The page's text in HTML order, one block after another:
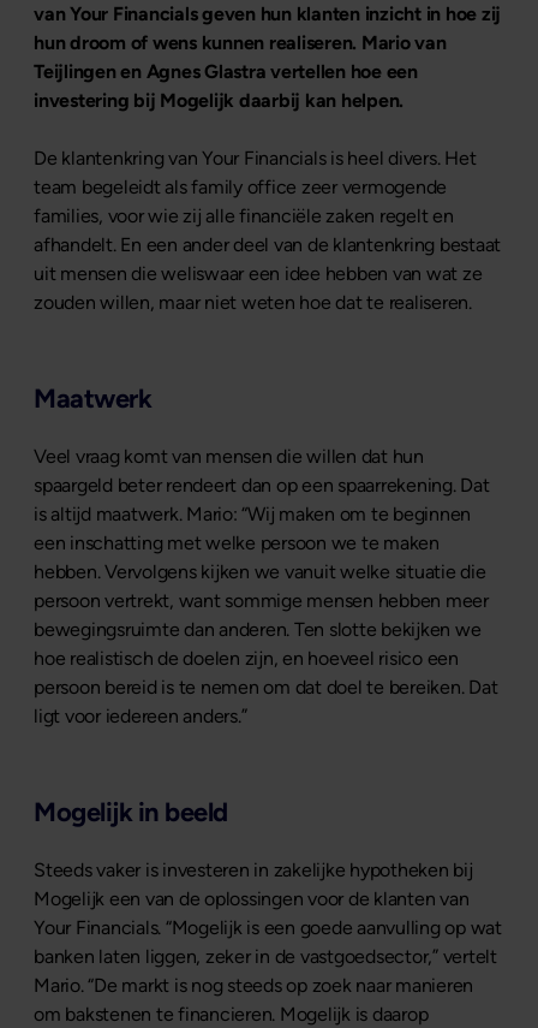
van Your Financials geven hun klanten inzicht in hoe zij
hun droom of wens kunnen realiseren. Mario van
Teijlingen en Agnes Glastra vertellen hoe een
investering bij Mogelijk daarbij kan helpen.
De klantenkring van Your Financials is heel divers. Het
team begeleidt als family office zeer vermogende
families, voor wie zij alle financiële zaken regelt en
afhandelt. En een ander deel van de klantenkring bestaat
uit mensen die weliswaar een idee hebben van wat ze
zouden willen, maar niet weten hoe dat te realiseren.
Maatwerk
Veel vraag komt van mensen die willen dat hun
spaargeld beter rendeert dan op een spaarrekening. Dat
is altijd maatwerk. Mario: “Wij maken om te beginnen
een inschatting met welke persoon we te maken
hebben. Vervolgens kijken we vanuit welke situatie die
persoon vertrekt, want sommige mensen hebben meer
bewegingsruimte dan anderen. Ten slotte bekijken we
hoe realistisch de doelen zijn, en hoeveel risico een
persoon bereid is te nemen om dat doel te bereiken. Dat
ligt voor iedereen anders.”
Mogelijk in beeld
Steeds vaker is investeren in zakelijke hypotheken bij
Mogelijk een van de oplossingen voor de klanten van
Your Financials. “Mogelijk is een goede aanvulling op wat
banken laten liggen, zeker in de vastgoedsector,” vertelt
Mario. “De markt is nog steeds op zoek naar manieren
om bakstenen te financieren. Mogelijk is daarop